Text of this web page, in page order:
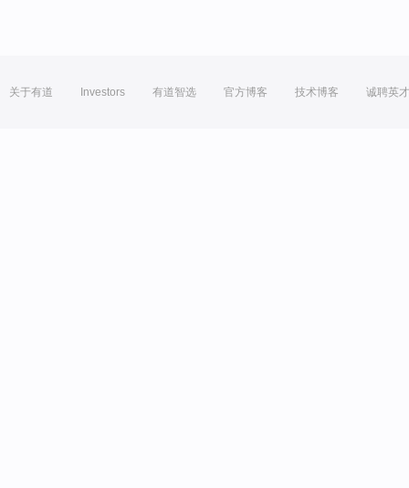
关于有道 Investors 有道智选 官方博客 技术博客 诚聘英才